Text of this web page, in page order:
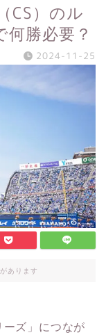
CS）のル
勝必要？
2024-11-25
あります
ズ」につなが